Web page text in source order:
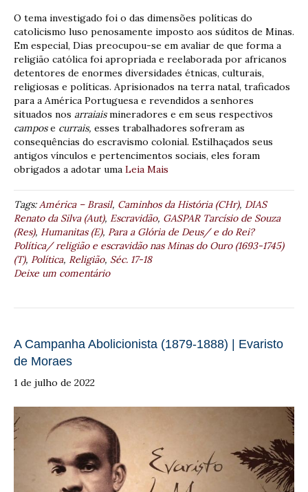
O tema investigado foi o das dimensões políticas do
catolicismo luso penosamente imposto aos súditos de Minas.
Em especial, Dias preocupou-se em avaliar de que forma a
religião católica foi apropriada e reelaborada por africanos
detentores de enormes diversidades étnicas, culturais,
religiosas e políticas. Aprisionados na terra natal, traficados
para a América Portuguesa e revendidos a senhores
situados nos arraiaismineradores e em seus respectivos
campose currais, esses trabalhadores sofreram as
consequências do escravismo colonial. Estilhaçados seus
antigos vínculos e pertencimentos sociais, eles foram
obrigados a adotar uma Leia Mais
Tags:América – Brasil, Caminhos da História (CHr), DIAS
Renato da Silva (Aut), Escravidão, GASPAR Tarcísio de Souza
(Res), Humanitas (E), Para a Glória de Deus/ e do Rei?
Política/ religião e escravidão nas Minas do Ouro (1693-1745)
(T), Política, Religião, Séc. 17-18
Deixe um comentário
A Campanha Abolicionista (1879-1888) | Evaristo
de Moraes
1 de julho de 2022